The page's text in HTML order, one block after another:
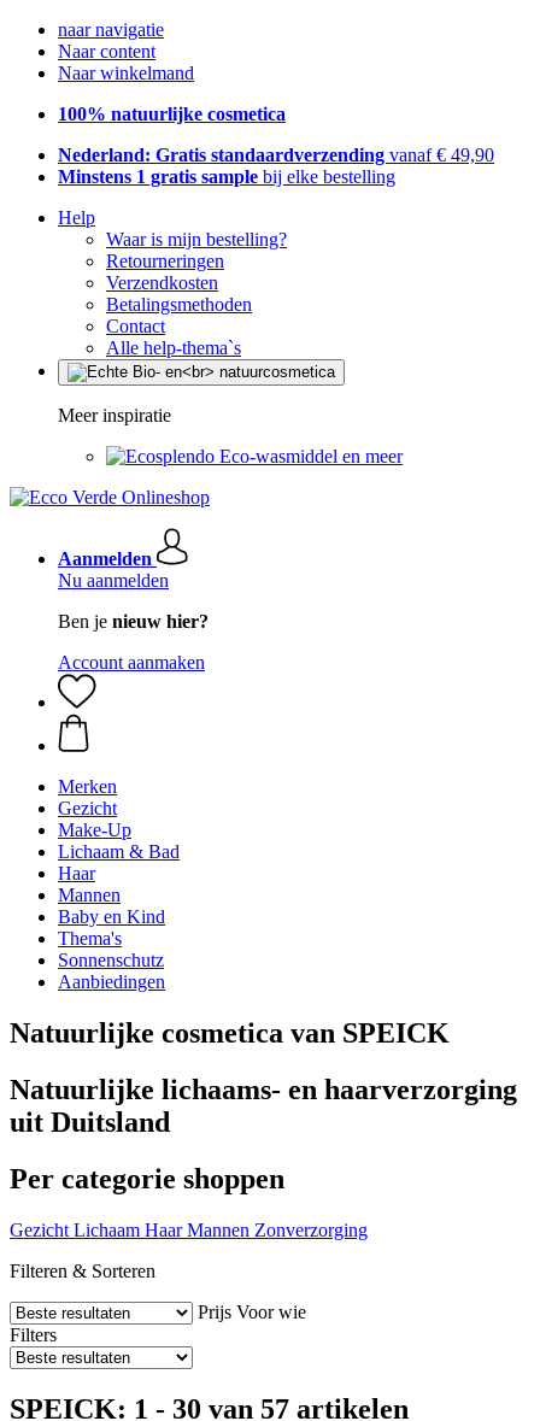
naar navigatie
Naar content
Naar winkelmand
100% natuurlijke cosmetica
Nederland: Gratis standaardverzending vanaf € 49,90
Minstens 1 gratis sample bij elke bestelling
Help
Waar is mijn bestelling?
Retourneringen
Verzendkosten
Betalingsmethoden
Contact
Alle help-thema`s
Meer inspiratie
Eco-wasmiddel en meer
Aanmelden
Nu aanmelden
Ben je nieuw hier?
Account aanmaken
Merken
Gezicht
Make-Up
Lichaam & Bad
Haar
Mannen
Baby en Kind
Thema's
Sonnenschutz
Aanbiedingen
Natuurlijke cosmetica van SPEICK
Natuurlijke lichaams- en haarverzorging
uit Duitsland
Per categorie shoppen
Gezicht Lichaam Haar Mannen Zonverzorging
Filteren & Sorteren
Prijs Voor wie
Filters
SPEICK: 1 - 30 van 57 artikelen